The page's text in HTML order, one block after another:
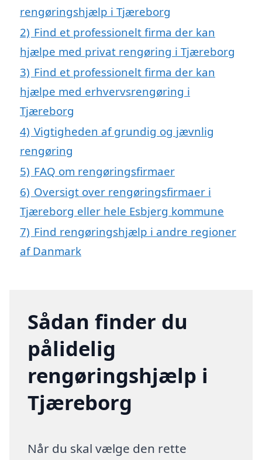
rengøringshjælp i Tjæreborg
2) Find et professionelt firma der kan
hjælpe med privat rengøring i Tjæreborg
3) Find et professionelt firma der kan
hjælpe med erhvervsrengøring i
Tjæreborg
4) Vigtigheden af grundig og jævnlig
rengøring
5) FAQ om rengøringsfirmaer
6) Oversigt over rengøringsfirmaer i
Tjæreborg eller hele Esbjerg kommune
7) Find rengøringshjælp i andre regioner
af Danmark
Sådan finder du
pålidelig
rengøringshjælp i
Tjæreborg
Når du skal vælge den rette